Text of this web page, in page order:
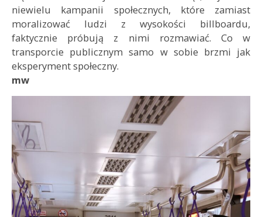
niewielu kampanii społecznych, które zamiast
moralizować ludzi z wysokości billboardu,
faktycznie próbują z nimi rozmawiać. Co w
transporcie publicznym samo w sobie brzmi jak
eksperyment społeczny.
mw